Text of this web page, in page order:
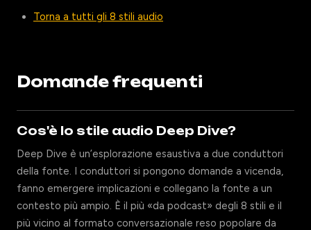
Torna a tutti gli 8 stili audio
Domande frequenti
Cos'è lo stile audio Deep Dive?
Deep Dive è un’esplorazione esaustiva a due conduttori
della fonte. I conduttori si pongono domande a vicenda,
fanno emergere implicazioni e collegano la fonte a un
contesto più ampio. È il più «da podcast» degli 8 stili e il
più vicino al formato conversazionale reso popolare da